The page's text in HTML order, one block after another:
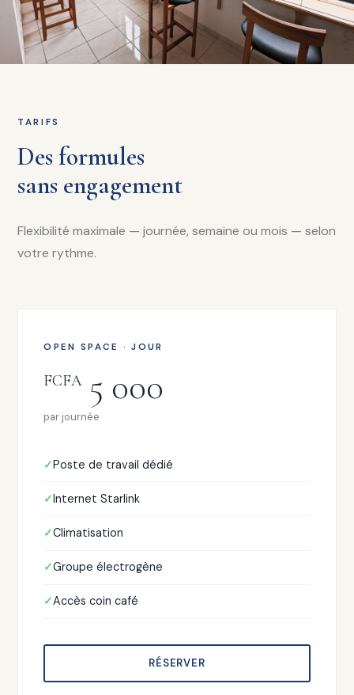
TARIFS
Des formules
sans engagement
Flexibilité maximale — journée, semaine ou mois — selon
votre rythme.
OPEN SPACE · JOUR
FCFA5 000
par journée
Poste de travail dédié
Internet Starlink
Climatisation
Groupe électrogène
Accès coin café
RÉSERVER